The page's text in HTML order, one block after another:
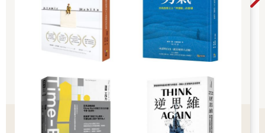
他的職業生涯同樣成功。首先，他在義大利一家大型美國公司擔
任顧問四年--每個週末都去滑雪--然後在哈佛商學院讀了兩年，馬
瑟表示那是一段美妙的經歷。接著他有機會成為一家主辦會議公
司的共同所有人，但三年後他認為該公司的成長速度不夠快，於
馬瑟就是在那裡學會了如何賺大錢。該公司在全球擁有四十六部
門和一千四百名員工。有些部門的利潤率為五％，有些部門則為
二○％。馬瑟的工作是弄清楚賺五％的部門該怎麼做才能變成賺二
○％的部門，而他很擅長這件事。公司的營收每季都持續增加，馬